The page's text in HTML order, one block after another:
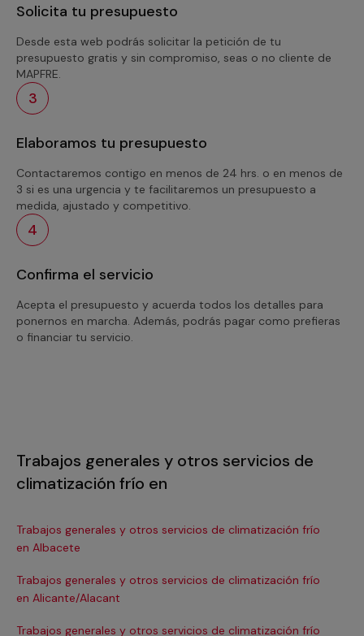
Solicita tu presupuesto
Desde esta web podrás solicitar la petición de tu
presupuesto gratis y sin compromiso, seas o no cliente de
MAPFRE.
3
Elaboramos tu presupuesto
Contactaremos contigo en menos de 24 hrs. o en menos de
3 si es una urgencia y te facilitaremos un presupuesto a
medida, ajustado y competitivo.
4
Confirma el servicio
Acepta el presupuesto y acuerda todos los detalles para
ponernos en marcha. Además, podrás pagar como prefieras
o financiar tu servicio.
Trabajos generales y otros servicios de
climatización frío en
Trabajos generales y otros servicios de climatización frío
en Albacete
Trabajos generales y otros servicios de climatización frío
en Alicante/Alacant
Trabajos generales y otros servicios de climatización frío